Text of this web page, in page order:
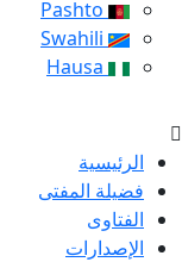
الرئيسية
فضيلة المفتى
الفتاوى
الإصدارات